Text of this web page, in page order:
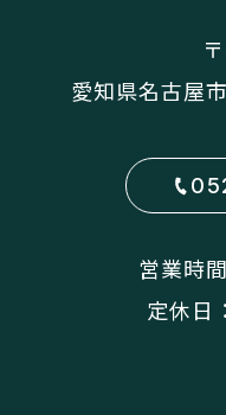
愛知県名古屋
営業時
定休日